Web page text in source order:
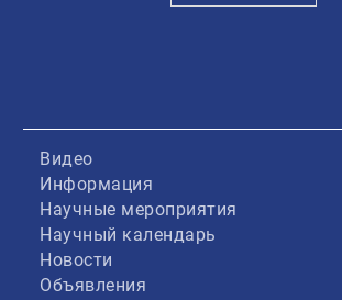
Видео
Информация
Научные мероприятия
Научный календарь
Новости
Объявления